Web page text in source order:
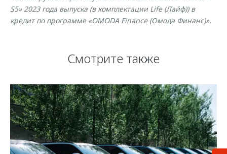
S5» 2023 года выпуска (в комплектации Life (Лайф)) в
кредит по программе «OMODA Finance (Омода Финанс)».
Смотрите также